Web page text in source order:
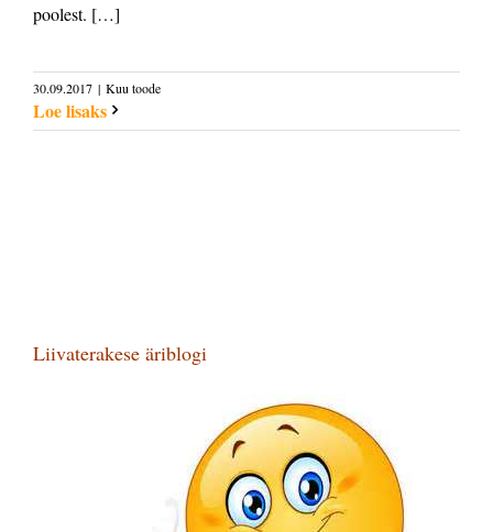
poolest. […]
30.09.2017 | Kuu toode
Loe lisaks
Liivaterakese äriblogi